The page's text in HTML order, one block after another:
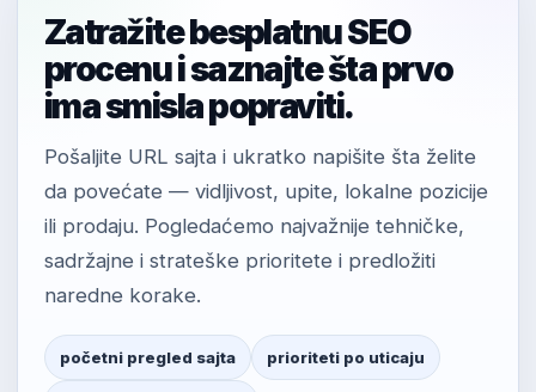
Zatražite besplatnu SEO
procenu i saznajte šta prvo
ima smisla popraviti.
Pošaljite URL sajta i ukratko napišite šta želite
da povećate — vidljivost, upite, lokalne pozicije
ili prodaju. Pogledaćemo najvažnije tehničke,
sadržajne i strateške prioritete i predložiti
naredne korake.
početni pregled sajta prioriteti po uticaju